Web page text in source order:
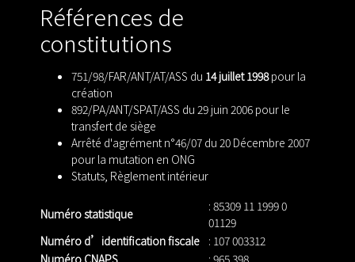
Références de
constitutions
751/98/FAR/ANT/AT/ASS du 14 juillet 1998pour la
création
892/PA/ANT/SPAT/ASS du 29 juin 2006 pour le
transfert de siège
Arrêté d'agrément n°46/07 du 20 Décembre 2007
pour la mutation en ONG
Statuts, Règlement intérieur
Numéro statistique
: 85309 11 1999 0
01129
Numéro d’identification fiscale : 107 003312